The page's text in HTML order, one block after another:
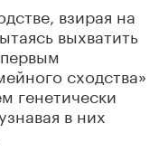
взирая на
выхватить
сходства»
генетически
в них